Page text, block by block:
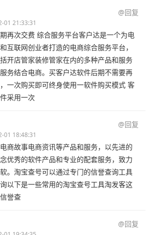
@回复
01 21:33:31
再次交费 综合服务平台客户达是一个为电
互联网创业者打造的电商综合服务平台，
开店管家装修管家在内的多种产品和服务
务结合电商。买客户达软件后期不需要再
一次购买即可终身使用一软件购买模式 客
采用一次
@回复
01 18:48:31
商故事电商资讯等产品和服务，以先进的
优秀的软件产品和专业的配套服务，致力
。淘宝查号可以通过专门的信誉查询工具
以下是一些常用的淘宝查号工具淘发客这
誉查
@回复